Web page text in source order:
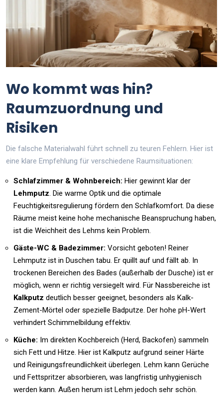
Wo kommt was hin?
Raumzuordnung und
Risiken
Die falsche Materialwahl führt schnell zu teuren Fehlern. Hier ist
eine klare Empfehlung für verschiedene Raumsituationen:
Schlafzimmer & Wohnbereich: Hier gewinnt klar der
Lehmputz. Die warme Optik und die optimale
Feuchtigkeitsregulierung fördern den Schlafkomfort. Da diese
Räume meist keine hohe mechanische Beanspruchung haben,
ist die Weichheit des Lehms kein Problem.
Gäste-WC & Badezimmer: Vorsicht geboten! Reiner
Lehmputz ist in Duschen tabu. Er quillt auf und fällt ab. In
trockenen Bereichen des Bades (außerhalb der Dusche) ist er
möglich, wenn er richtig versiegelt wird. Für Nassbereiche ist
Kalkputz deutlich besser geeignet, besonders als Kalk-
Zement-Mörtel oder spezielle Badputze. Der hohe pH-Wert
verhindert Schimmelbildung effektiv.
Küche: Im direkten Kochbereich (Herd, Backofen) sammeln
sich Fett und Hitze. Hier ist Kalkputz aufgrund seiner Härte
und Reinigungsfreundlichkeit überlegen. Lehm kann Gerüche
und Fettspritzer absorbieren, was langfristig unhygienisch
werden kann. Außen herum ist Lehm jedoch sehr schön.